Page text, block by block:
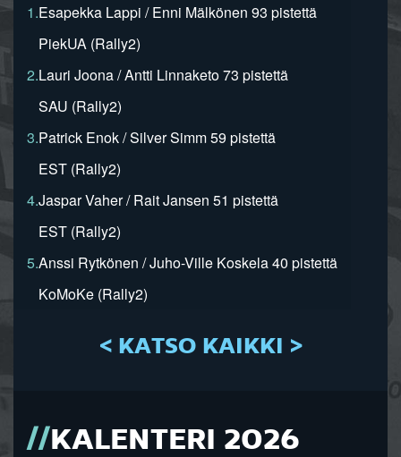
1.Esapekka Lappi / Enni Mälkönen 93 pistettä
PiekUA (Rally2)
2.Lauri Joona / Antti Linnaketo 73 pistettä
SAU (Rally2)
3.Patrick Enok / Silver Simm 59 pistettä
EST (Rally2)
4.Jaspar Vaher / Rait Jansen 51 pistettä
EST (Rally2)
5.Anssi Rytkönen / Juho-Ville Koskela 40 pistettä
KoMoKe (Rally2)
< KATSO KAIKKI >
KALENTERI 2026